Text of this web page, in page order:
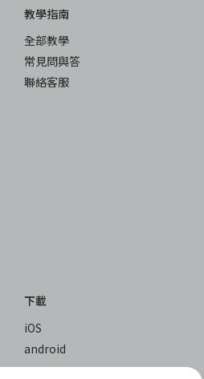
教學指南
全部教學
常見問與答
聯絡客服
下載
iOS
android